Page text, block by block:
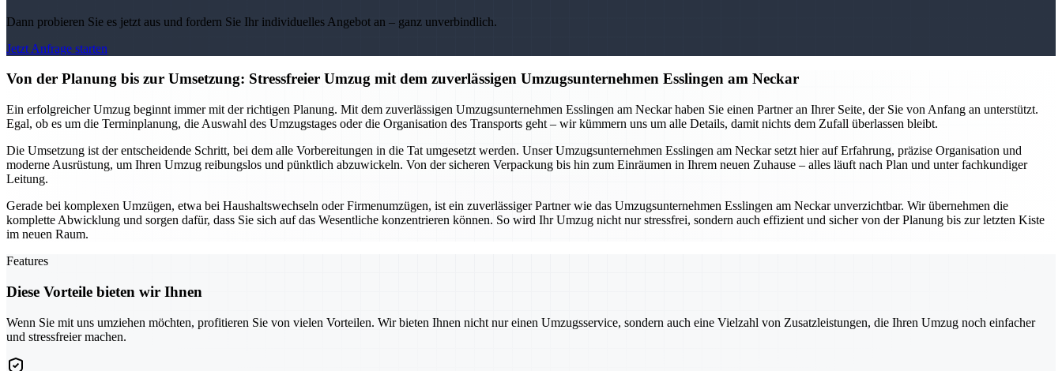
Dann probieren Sie es jetzt aus und fordern Sie Ihr individuelles Angebot an – ganz unverbindlich.
Jetzt Anfrage starten
Von der Planung bis zur Umsetzung: Stressfreier Umzug mit dem zuverlässigen Umzugsunternehmen Esslingen am Neckar
Ein erfolgreicher Umzug beginnt immer mit der richtigen Planung. Mit dem zuverlässigen Umzugsunternehmen Esslingen am Neckar haben Sie einen Partner an Ihrer Seite, der Sie von Anfang an unterstützt.
Egal, ob es um die Terminplanung, die Auswahl des Umzugstages oder die Organisation des Transports geht – wir kümmern uns um alle Details, damit nichts dem Zufall überlassen bleibt.
Die Umsetzung ist der entscheidende Schritt, bei dem alle Vorbereitungen in die Tat umgesetzt werden. Unser Umzugsunternehmen Esslingen am Neckar setzt hier auf Erfahrung, präzise Organisation und
moderne Ausrüstung, um Ihren Umzug reibungslos und pünktlich abzuwickeln. Von der sicheren Verpackung bis hin zum Einräumen in Ihrem neuen Zuhause – alles läuft nach Plan und unter fachkundiger
Leitung.
Gerade bei komplexen Umzügen, etwa bei Haushaltswechseln oder Firmenumzügen, ist ein zuverlässiger Partner wie das Umzugsunternehmen Esslingen am Neckar unverzichtbar. Wir übernehmen die
komplette Abwicklung und sorgen dafür, dass Sie sich auf das Wesentliche konzentrieren können. So wird Ihr Umzug nicht nur stressfrei, sondern auch effizient und sicher von der Planung bis zur letzten Kiste
im neuen Raum.
Features
Diese Vorteile bieten wir Ihnen
Wenn Sie mit uns umziehen möchten, profitieren Sie von vielen Vorteilen. Wir bieten Ihnen nicht nur einen Umzugsservice, sondern auch eine Vielzahl von Zusatzleistungen, die Ihren Umzug noch einfacher
und stressfreier machen.